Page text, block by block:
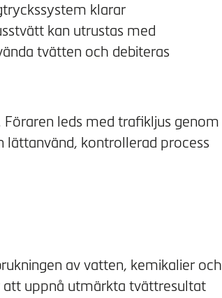
klarar
kan utrustas med
tvätten och debiteras
leds med trafikljus genom
lättanvänd, kontrollerad process
av vatten, kemikalier och
att uppnå utmärkta tvättresultat